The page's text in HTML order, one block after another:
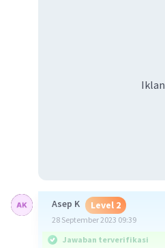
Iklan
Asep K Level 2
28 September 2023 09:39
Jawaban terverifikasi